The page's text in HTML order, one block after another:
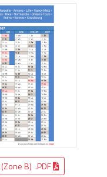
(Zone B) .PDF